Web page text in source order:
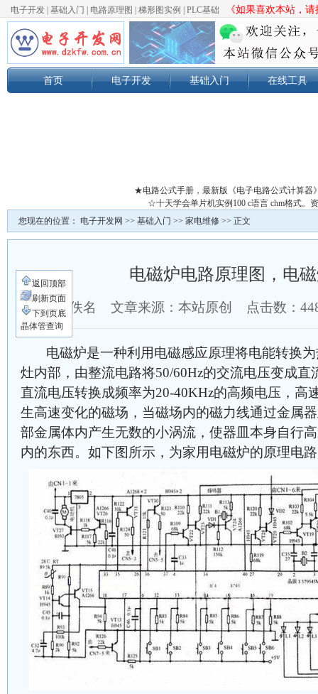
电子开发 基础入门 电路原理图 梯形图实例 PLC基础 《如果喜欢本站，
首页 电子开发 基础入门 在线工具
★电路公式手册，最新版《电子电路公式计算器
☆十天学会单片机实例100 c语言 chm格式。
您现在的位置： 电子开发网 >> 基础入门 >> 家电维修 >> 正文
电磁炉电路原理图，电
作者：佚名 文章来源：本站原创 点击数：
电磁炉是一种利用电磁感应原理将电能转换
灶内部，由整流电路将50/60Hz的交流电压变成
直流电压转换成频率为20-40KHz的高频电压，高
生高速变化的磁场，当磁场内的磁力线通过金属
部金属体内产生无数的小涡流，使器皿本身自行
内的东西。如下图所示，为家用电磁炉的原理电
返回顶部
刷新页面
下到页底
晶体管查询